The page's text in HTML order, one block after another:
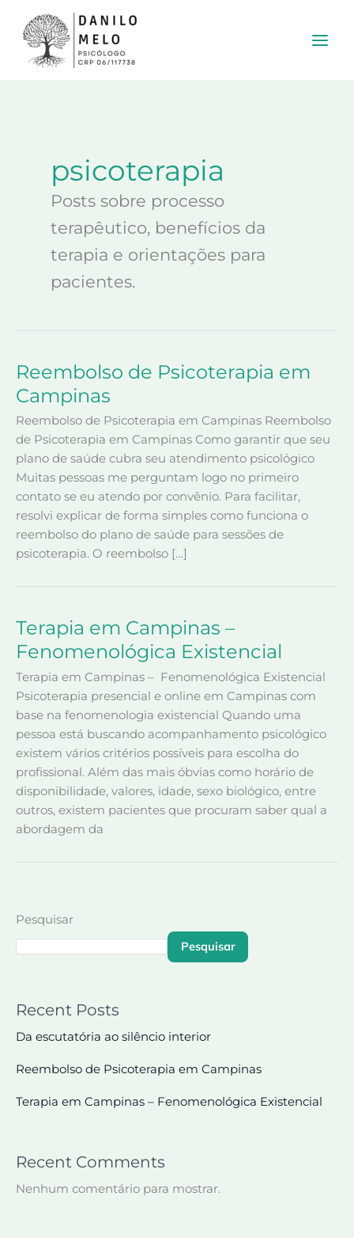
para
conteúdo
psicoterapia
Posts sobre processo
terapêutico, benefícios da
terapia e orientações para
pacientes.
Reembolso de Psicoterapia em
Campinas
Reembolso de Psicoterapia em Campinas Reembolso
de Psicoterapia em Campinas Como garantir que seu
plano de saúde cubra seu atendimento psicológico
Muitas pessoas me perguntam logo no primeiro
contato se eu atendo por convênio. Para facilitar,
resolvi explicar de forma simples como funciona o
reembolso do plano de saúde para sessões de
psicoterapia. O reembolso […]
Terapia em Campinas –
Fenomenológica Existencial
Terapia em Campinas – Fenomenológica Existencial
Psicoterapia presencial e online em Campinas com
base na fenomenologia existencial Quando uma
pessoa está buscando acompanhamento psicológico
existem vários critérios possíveis para escolha do
profissional. Além das mais óbvias como horário de
disponibilidade, valores, idade, sexo biológico, entre
outros, existem pacientes que procuram saber qual a
abordagem da
Pesquisar
Pesquisar
Recent Posts
Da escutatória ao silêncio interior
Reembolso de Psicoterapia em Campinas
Terapia em Campinas – Fenomenológica Existencial
Recent Comments
Nenhum comentário para mostrar.